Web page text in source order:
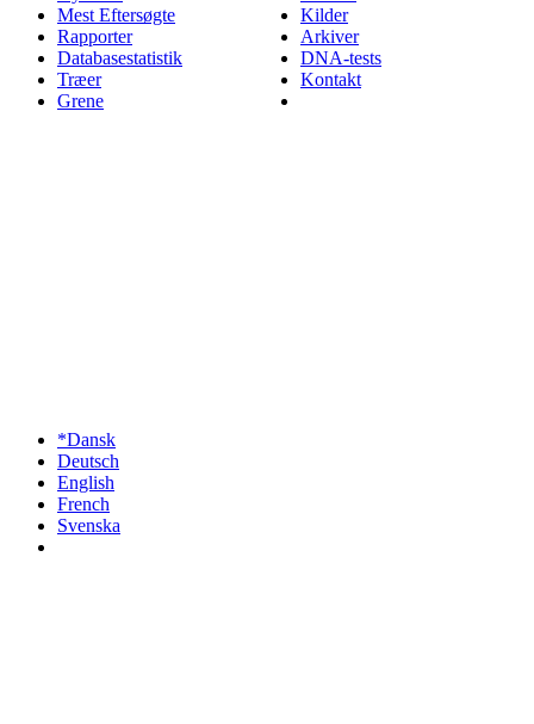
Mest Eftersøgte
Rapporter
Databasestatistik
Træer
Grene
Kilder
Arkiver
DNA-tests
Kontakt
*Dansk
Deutsch
English
French
Svenska